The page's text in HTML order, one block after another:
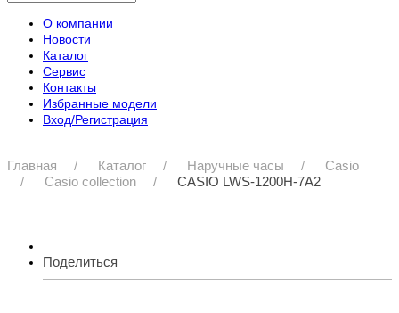
О компании
Новости
Каталог
Сервис
Контакты
Избранные модели
Вход/Регистрация
Главная Каталог Наручные часы
Casio
Casio collection
CASIO LWS-1200H-7A2
Поделиться